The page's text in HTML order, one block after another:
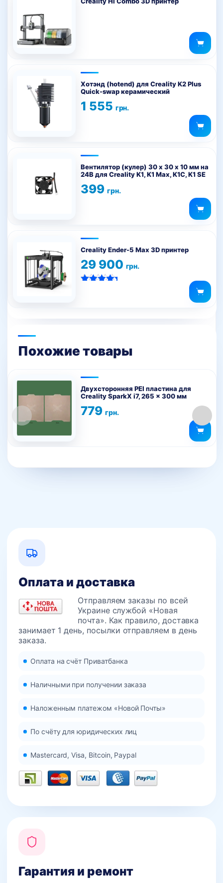
Хотэнд (hotend) для Creality K2 Plus
Quick-swap керамический
1 555 грн.
Вентилятор (кулер) 30 x 30 х 10 мм на
24В для Creality K1, K1 Max, K1C, K1 SE
399 грн.
Creality Ender-5 Max 3D принтер
29 900 грн.
Похожие товары
Двухсторонняя PEI пластина для
Creality SparkX i7, 265 x 300 мм
779 грн.
Оплата и доставка
Отправляем заказы по всей
Украине службой «Новая
почта». Как правило, доставка
занимает 1 день, посылки отправляем в день
заказа.
Оплата на счёт Приватбанка
Наличными при получении заказа
Наложенным платежом «Новой Почты»
По счёту для юридических лиц
Mastercard, Visa, Bitcoin, Paypal
Гарантия и ремонт